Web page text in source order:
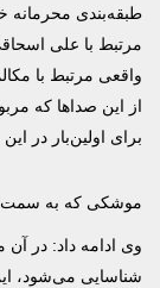
طبقه‌بندی محرمانه
مرتبط با علی
واقعی مرتبط با
از این صداها که
برای اولین‌بار در
موشکی که به
وی ادامه داد: در
شناسایی می‌شود،